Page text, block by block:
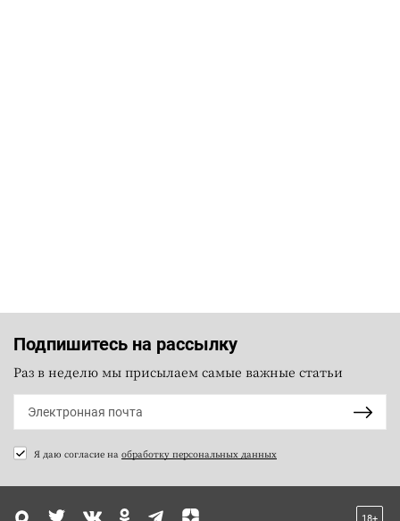
Подпишитесь на рассылку
Раз в неделю мы присылаем самые важные статьи
Я даю согласие на обработку персональных данных
18+